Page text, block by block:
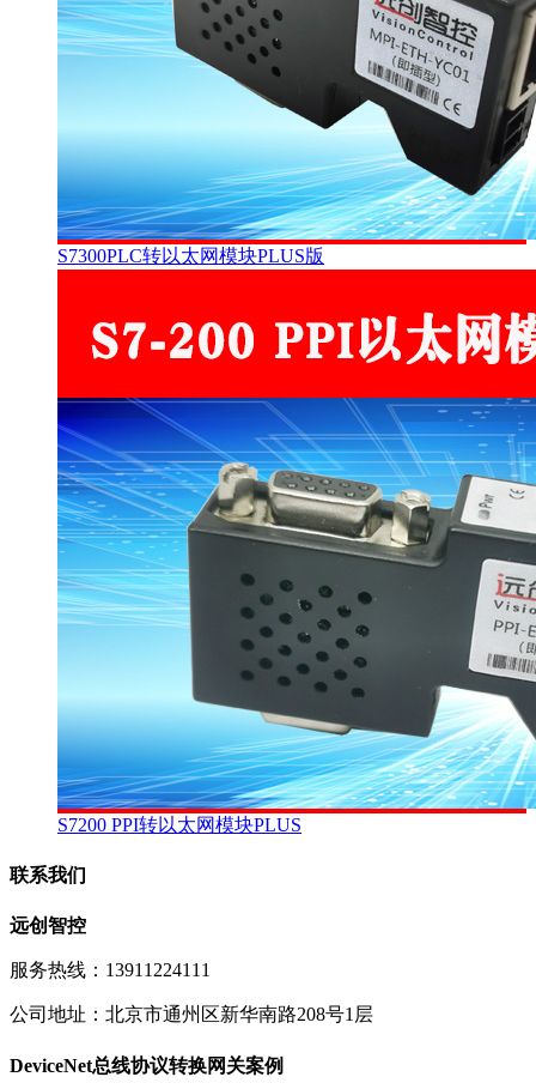
S7300PLC转以太网模块PLUS版
S7200 PPI转以太网模块PLUS
联系我们
远创智控
服务热线：13911224111
公司地址：北京市通州区新华南路208号1层
DeviceNet总线协议转换网关案例